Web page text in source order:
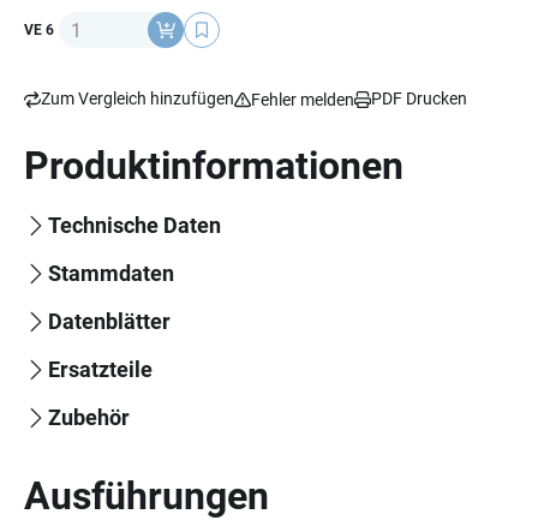
VE 6 Anzahl
Zum Vergleich hinzufügen Fehler melden PDF Drucken
Produktinformationen
Technische Daten
Stammdaten
Datenblätter
Ersatzteile
Zubehör
Ausführungen